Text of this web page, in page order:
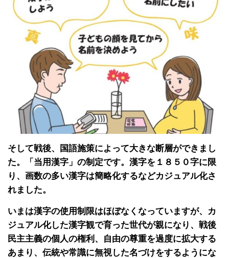
そして戦後、国語施策によって大きな断層ができまし
た。「当用漢字」の制定です。漢字を１８５０字に限
り、画数の多い漢字は簡略化するなどカジュアル化さ
れました。
いまは漢字の使用制限はほぼなくなっていますが、カ
ジュアル化した漢字観で育った世代が親になり、戦後
民主主義の個人の権利、自由の尊重を過度に拡大する
あまり、伝統や常識に無視した名づけをするようにな